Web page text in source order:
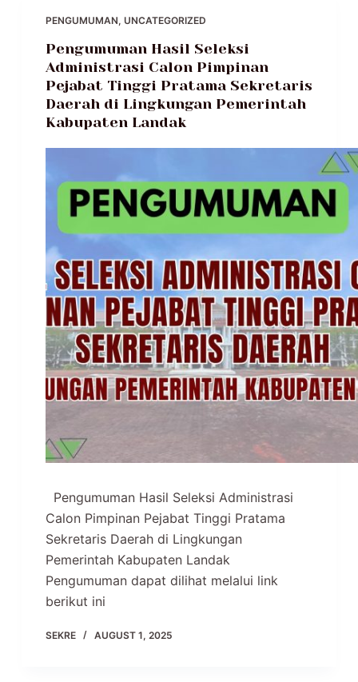
PENGUMUMAN, UNCATEGORIZED
Pengumuman Hasil Seleksi
Administrasi Calon Pimpinan
Pejabat Tinggi Pratama Sekretaris
Daerah di Lingkungan Pemerintah
Kabupaten Landak
Pengumuman Hasil Seleksi Administrasi
Calon Pimpinan Pejabat Tinggi Pratama
Sekretaris Daerah di Lingkungan
Pemerintah Kabupaten Landak
Pengumuman dapat dilihat melalui link
berikut ini
SEKRE AUGUST 1, 2025